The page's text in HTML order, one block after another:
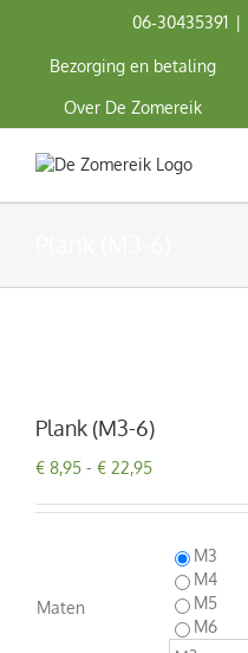
06‑30435391 |
Bezorging en betaling
Over De Zomereik
Plank (M3-6)
€ 8,95 - € 22,95Prijsklasse:
tot
Maten
M3
M4
M5
M6